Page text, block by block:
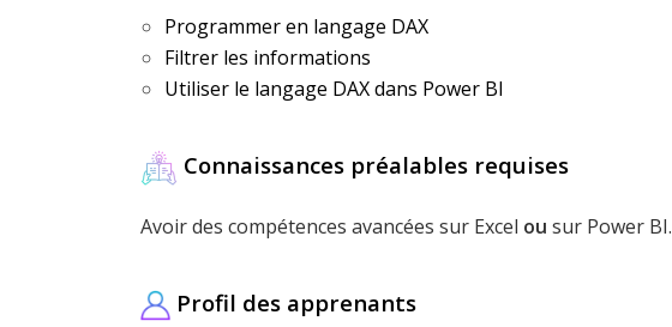
Programmer en langage DAX
Filtrer les informations
Utiliser le langage DAX dans Power BI
Connaissances préalables requises
Avoir des compétences avancées sur Excel ou sur Power BI.
Profil des apprenants